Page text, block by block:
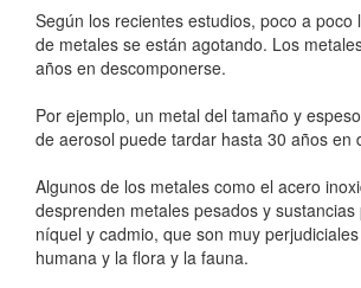
Según los recientes estudios, poco a poco
de metales se están agotando. Los
años en descomponerse.
Por ejemplo, un metal del tamaño y
de aerosol puede tardar hasta 30 años en
Algunos de los metales como el acero
desprenden metales pesados y
níquel y cadmio, que son muy
humana y la flora y la fauna.